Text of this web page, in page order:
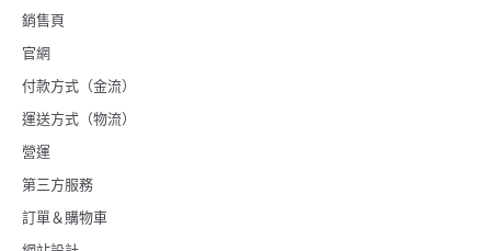
銷售頁
官網
付款方式（金流）
運送方式（物流）
營運
第三方服務
訂單＆購物車